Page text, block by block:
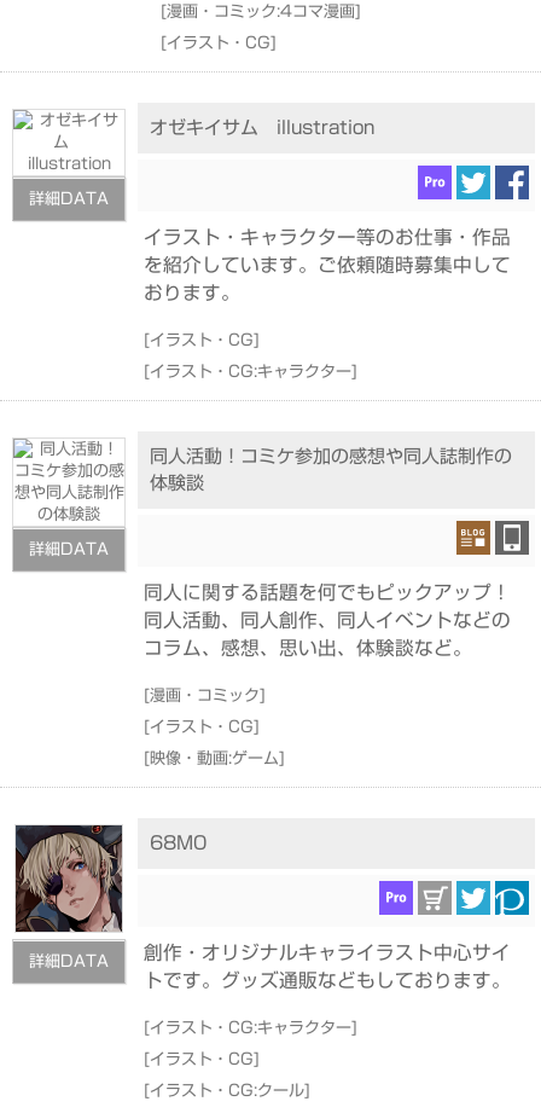
[漫画・コミック:4コマ漫画]
[イラスト・CG]
詳細DATA
オゼキイサム illustration
イラスト・キャラクター等のお仕事・作品
を紹介しています。ご依頼随時募集中して
おります。
[イラスト・CG]
[イラスト・CG:キャラクター]
詳細DATA
同人活動！コミケ参加の感想や同人誌制作の
体験談
同人に関する話題を何でもピックアップ！
同人活動、同人創作、同人イベントなどの
コラム、感想、思い出、体験談など。
[漫画・コミック]
[イラスト・CG]
[映像・動画:ゲーム]
詳細DATA
68M0
創作・オリジナルキャライラスト中心サイ
トです。グッズ通販などもしております。
[イラスト・CG:キャラクター]
[イラスト・CG]
[イラスト・CG:クール]